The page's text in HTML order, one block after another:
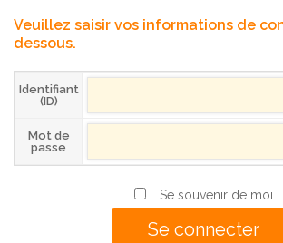
Veuillez saisir vos informations de
dessous.
Identifiant
(ID)
Mot de
passe
Se souvenir de moi